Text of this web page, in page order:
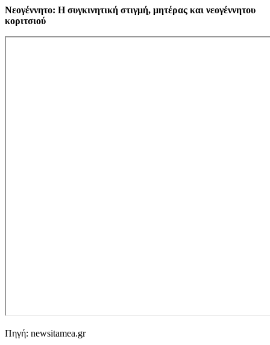
Νεογέννητο: Η συγκινητική στιγμή, μητέρας και νεογέννητου
κοριτσιού
Πηγή: newsitamea.gr